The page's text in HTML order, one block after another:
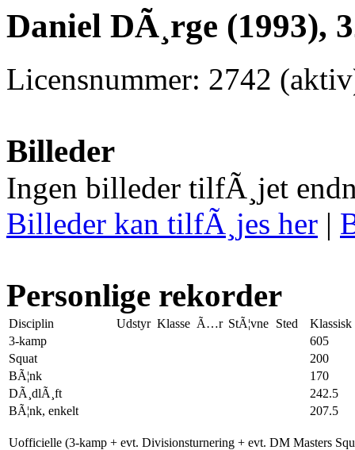
Daniel DÃ¸rge (1993),
Licensnummer: 2742
Billeder
Ingen billeder tilfÃ¸jet
Billeder kan tilfÃ¸jes her |
Personlige rekorder
Disciplin Udstyr Klasse Ã…r StÃ¦vne Sted
Klassisk
3-kamp
605
Squat
200
BÃ¦nk
170
DÃ¸dlÃ¸ft
242.5
BÃ¦nk, enkelt
207.5
Uofficielle (3-kamp + evt. Divisionsturnering + evt. DM Masters